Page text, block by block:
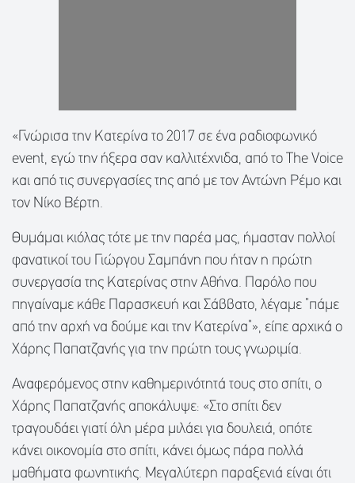
«Γνώρισα την Κατερίνα το 2017 σε ένα ραδιοφωνικό
event, εγώ την ήξερα σαν καλλιτέχνιδα, από το The Voice
και από τις συνεργασίες της από με τον Αντώνη Ρέμο και
τον Νίκο Βέρτη.
Θυμάμαι κιόλας τότε με την παρέα μας, ήμασταν πολλοί
φανατικοί του Γιώργου Σαμπάνη που ήταν η πρώτη
συνεργασία της Κατερίνας στην Αθήνα. Παρόλο που
πηγαίναμε κάθε Παρασκευή και Σάββατο, λέγαμε “πάμε
από την αρχή να δούμε και την Κατερίνα”», είπε αρχικά ο
Χάρης Παπατζανής για την πρώτη τους γνωριμία.
Αναφερόμενος στην καθημερινότητά τους στο σπίτι, ο
Χάρης Παπατζανής αποκάλυψε: «Στο σπίτι δεν
τραγουδάει γιατί όλη μέρα μιλάει για δουλειά, οπότε
κάνει οικονομία στο σπίτι, κάνει όμως πάρα πολλά
μαθήματα φωνητικής. Μεγαλύτερη παραξενιά είναι ότι